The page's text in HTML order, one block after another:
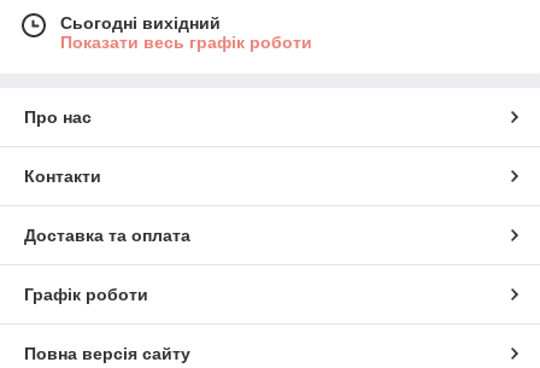
Сьогодні вихідний
Показати весь графік роботи
Про нас
Контакти
Доставка та оплата
Графік роботи
Повна версія сайту